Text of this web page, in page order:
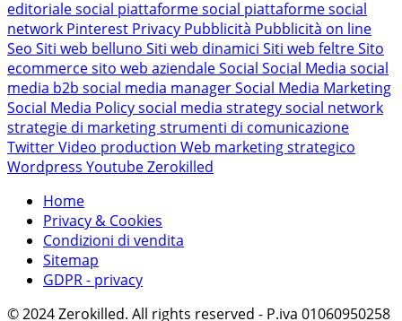
editoriale social piattaforme social piattaforme social
network Pinterest Privacy Pubblicità Pubblicità on line
Seo Siti web belluno Siti web dinamici Siti web feltreSito
ecommercesito web aziendaleSocial Social Media social
media b2b social media managerSocial Media Marketing
Social Media Policysocial media strategysocial network
strategie di marketingstrumenti di comunicazione
TwitterVideo production Web marketing strategico
Wordpress YoutubeZerokilled
Home
Privacy & Cookies
Condizioni di vendita
Sitemap
GDPR - privacy
© 2024 Zerokilled. All rights reserved - P.iva 01060950258